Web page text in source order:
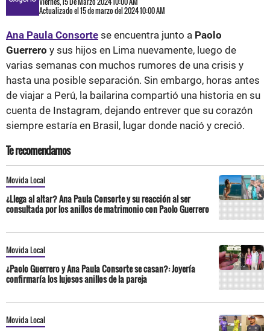
Actualizado el 15 de marzo del 2024 10:00 AM
Ana Paula Consorte se encuentra junto a Paolo
Guerrero y sus hijos en Lima nuevamente, luego de
varias semanas con muchos rumores de una crisis y
hasta una posible separación. Sin embargo, horas antes
de viajar a Perú, la bailarina compartió una historia en su
cuenta de Instagram, dejando entrever que su corazón
siempre estaría en Brasil, lugar donde nació y creció.
Te recomendamos
Movida Local
¿Llega al altar? Ana Paula Consorte y su reacción al ser
consultada por los anillos de matrimonio con Paolo Guerrero
Movida Local
¿Paolo Guerrero y Ana Paula Consorte se casan?: Joyería
confirmaría los lujosos anillos de la pareja
Movida Local